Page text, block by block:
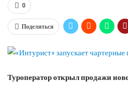
0
Поделиться
Туроператор открыл продажи